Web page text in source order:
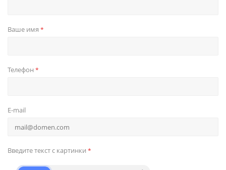
Ваше имя *
Телефон *
E-mail
Введите текст с картинки *